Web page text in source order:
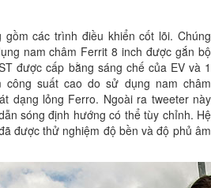
các trình điều khiển cốt lõi. Chúng
nam châm Ferrit 8 inch được gắn bộ
được cấp bằng sáng chế của EV và 1
công suất cao do sử dụng nam châm
dạng lỏng Ferro. Ngoài ra tweeter này
sóng định hướng có thể tùy chỉnh. Hệ
được thử nghiệm độ bền và độ phủ âm